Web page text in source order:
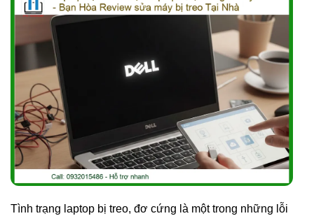
Tình trạng laptop bị treo, đơ cứng là một trong những lỗi